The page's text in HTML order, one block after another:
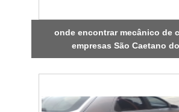
onde encontrar mecânico de
empresas São Caetano